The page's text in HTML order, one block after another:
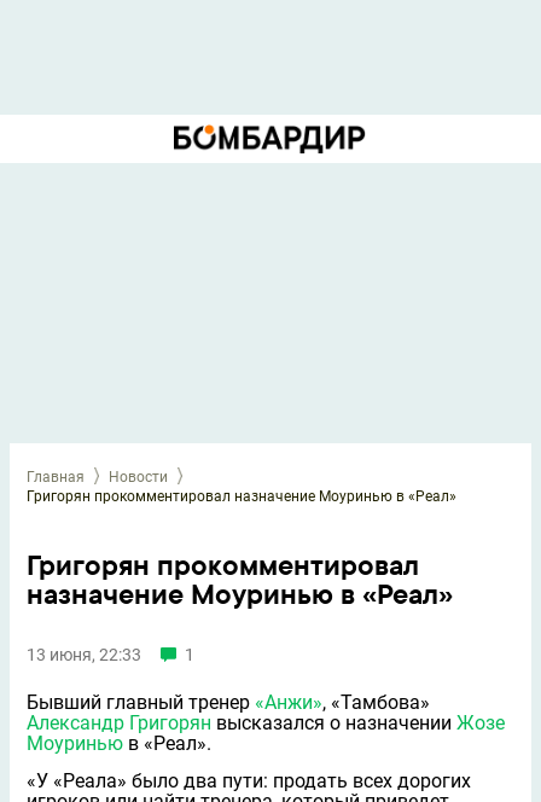
Главная
Новости
Григорян прокомментировал назначение Моуринью в «Реал»
Григорян прокомментировал
назначение Моуринью в «Реал»
13 июня, 22:33 1
Бывший главный тренер «Анжи», «Тамбова»
Александр Григорян высказался о назначении Жозе
Моуринью в «Реал».
«У «Реала» было два пути: продать всех дорогих